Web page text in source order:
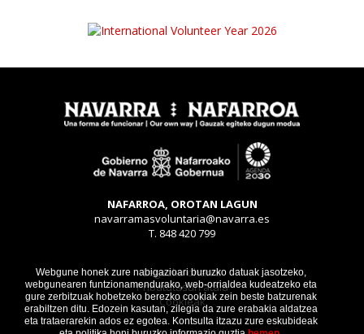
Webgune honek zure nabigazioari buruzko datuak jasotzeko,
webgunearen funtzionamendurako, web-orrialdea kudeatzeko eta
gure zerbitzuak hobetzeko berezko cookiak zein beste batzurenak
erabiltzen ditu. Edozein kasutan, zilegia da zure erabakia aldatzea
eta trataerarekin ados ez egotea. Kontsulta itzazu zure eskubideak
NAFARROA, OROTAN LAGUN
navarramasvoluntaria@navarra.es
T. 848 420 799
Legezko oharra
Pribatutasun atala
Cookieak